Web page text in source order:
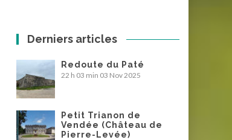
Derniers articles
Redoute du Paté
22 h 03 min 03 Nov 2025
Petit Trianon de
Vendée (Château de
Pierre-Levée)